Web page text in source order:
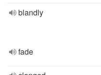
blandly
fade